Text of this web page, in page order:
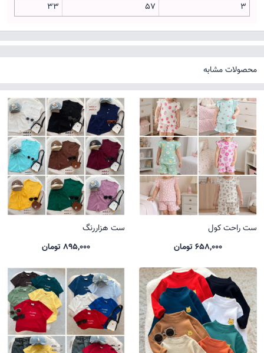
3
57
33
محصولات مشابه
ست راحت کول
658,000 تومان
ست هزاررنگ
895,000 تومان